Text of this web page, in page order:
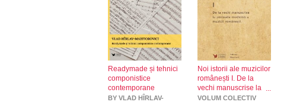
Readymade și tehnici
componistice
contemporane
BY VLAD HÎRLAV-
Noi istorii ale muzicilor
românești I. De la
vechi manuscrise la
perioada modernă a
VOLUM COLECTIV